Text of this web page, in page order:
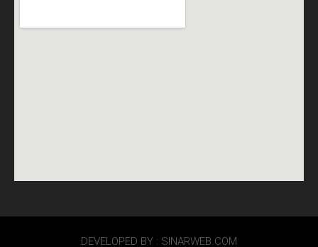
DEVELOPED BY : SINARWEB.COM